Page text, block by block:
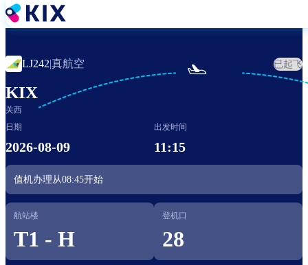
跳
转
主
要
容
LJ242|真航空 已起飞
KIX
关西

日期
2026-08-09
出发时间
11:15
值机办理从08:45开始
航站楼
T1 - H
登机口
28